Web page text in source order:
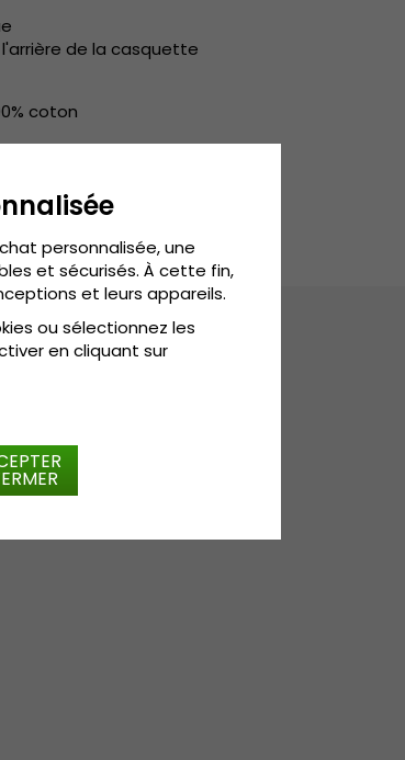
de la casquette
coton
personnalisée, une
et sécurisés. À cette fin,
et leurs appareils.
ou sélectionnez les
en cliquant sur